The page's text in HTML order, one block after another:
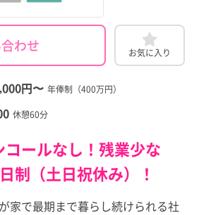
わせ お気に入り
円〜 年俸制（400万円）
休憩60分
ールなし！残業少な
制（土日祝休み）！
家で最期まで暮らし続けられる社